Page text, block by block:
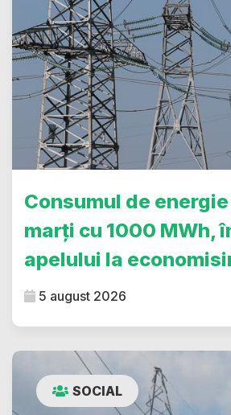
Consumul de
marți cu 1000 MWh,
apelului la
5 august 2026
SOCIAL